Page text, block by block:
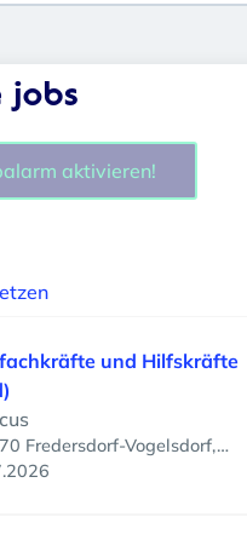
jobs
aktivieren!
und Hilfskräfte
Fredersdorf-Vogelsdorf,
: